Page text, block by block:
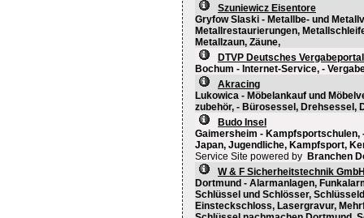
Szuniewicz Eisentore
Gryfow Slaski - Metallbe- und
Metallrestaurierungen,
Metallzaun, Zäune,
DTVP Deutsches Vergabeportal
Bochum - Internet-Service, -
Akracing
Lukowica - Möbelankauf und
zubehör, - Bürosessel, Drehsessel,
Budo Insel
Gaimersheim - Kampfsportschulen,
Japan, Jugendliche, Kampfsport,
Service Site powered by Branchen
W & F Sicherheitstechnik
Dortmund - Alarmanlagen,
Schlüssel und Schlösser,
Einsteckschloss, Lasergravur,